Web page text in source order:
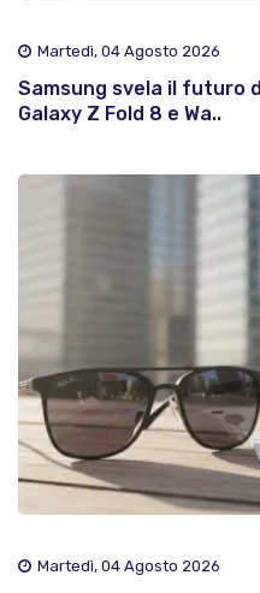
Martedì, 04 Agosto 2026
Samsung svela il futuro
Galaxy Z Fold 8 e Wa..
Martedì, 04 Agosto 2026